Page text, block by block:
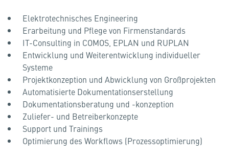
Elektrotechnisches Engineering
Erarbeitung und Pflege von Firmenstandards
IT-Consulting in COMOS, EPLAN und RUPLAN
Entwicklung und Weiterentwicklung individueller
Systeme
Projektkonzeption und Abwicklung von Großprojekten
Automatisierte Dokumentationserstellung
Dokumentationsberatung und -konzeption
Zuliefer- und Betreiberkonzepte
Support und Trainings
Optimierung des Workflows (Prozessoptimierung)